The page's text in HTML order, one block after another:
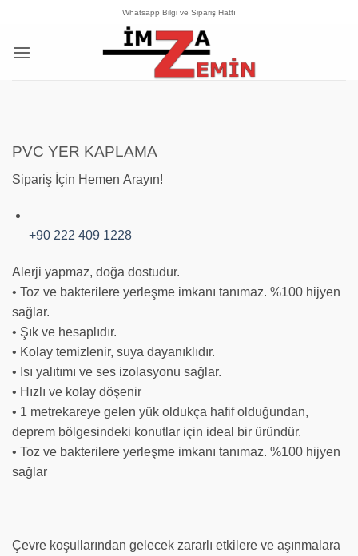
Whatsapp Bilgi ve Sipariş Hattı
PVC YER KAPLAMA
Sipariş İçin Hemen Arayın!
+90 222 409 1228
Alerji yapmaz, doğa dostudur.
• Toz ve bakterilere yerleşme imkanı tanımaz. %100 hijyen
sağlar.
• Şık ve hesaplıdır.
• Kolay temizlenir, suya dayanıklıdır.
• Isı yalıtımı ve ses izolasyonu sağlar.
• Hızlı ve kolay döşenir
• 1 metrekareye gelen yük oldukça hafif olduğundan,
deprem bölgesindeki konutlar için ideal bir üründür.
• Toz ve bakterilere yerleşme imkanı tanımaz. %100 hijyen
sağlar
Çevre koşullarından gelecek zararlı etkilere ve aşınmalara